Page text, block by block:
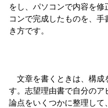
をし、パソコンで内容を
コンで完成したものを、
き方です。
文章を書くときは、構成
す。志望理由書で自分の
論点をいくつかに整理し